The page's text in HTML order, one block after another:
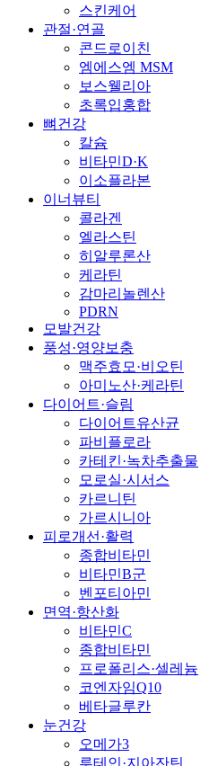
스킨케어
관절·연골
콘드로이친
엠에스엠 MSM
보스웰리아
초록입홍합
뼈건강
칼슘
비타민D·K
이소플라본
이너뷰티
콜라겐
엘라스틴
히알루론산
케라틴
감마리놀렌산
PDRN
모발건강
풍성·영양보충
맥주효모·비오틴
아미노산·케라틴
다이어트·슬림
다이어트유산균
파비플로라
카테킨·녹차추출물
모로실·시서스
카르니틴
가르시니아
피로개선·활력
종합비타민
비타민B군
벤포티아민
면역·항산화
비타민C
종합비타민
프로폴리스·셀레늄
코엔자임Q10
베타글루칸
눈건강
오메가3
루테인·지아잔틴